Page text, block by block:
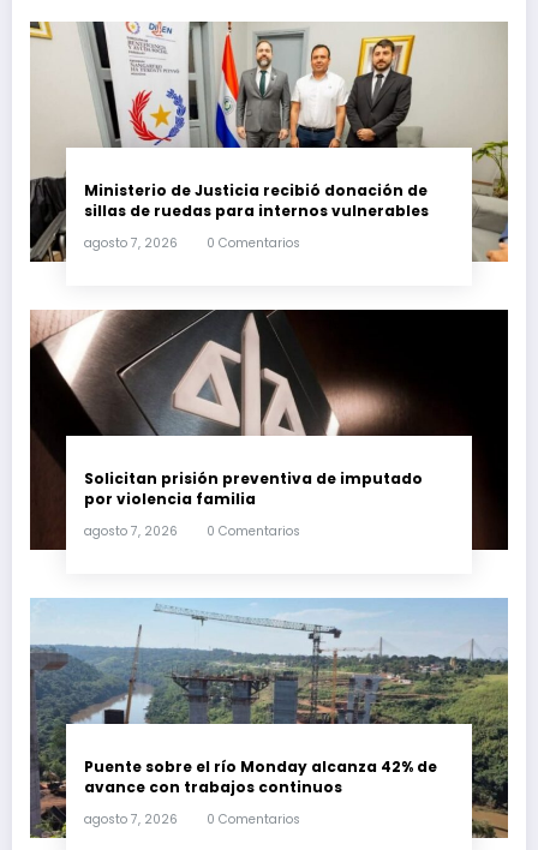
Ministerio de Justicia recibió donación de
sillas de ruedas para internos vulnerables
agosto 7, 2026 0 Comentarios
Solicitan prisión preventiva de imputado
por violencia familia
agosto 7, 2026 0 Comentarios
Puente sobre el río Monday alcanza 42% de
avance con trabajos continuos
agosto 7, 2026 0 Comentarios